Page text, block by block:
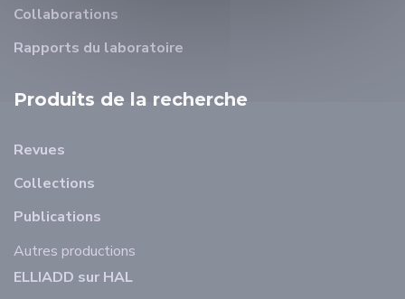
Collaborations
Rapports du laboratoire
Produits de la recherche
Revues
Collections
Publications
Autres productions
ELLIADD sur HAL